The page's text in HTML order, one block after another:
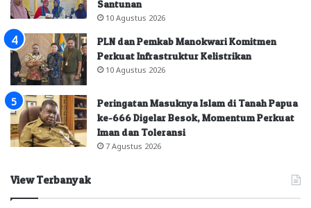
Santunan
10 Agustus 2026
PLN dan Pemkab Manokwari Komitmen
Perkuat Infrastruktur Kelistrikan
10 Agustus 2026
Peringatan Masuknya Islam di Tanah Papua
ke-666 Digelar Besok, Momentum Perkuat
Iman dan Toleransi
7 Agustus 2026
View Terbanyak